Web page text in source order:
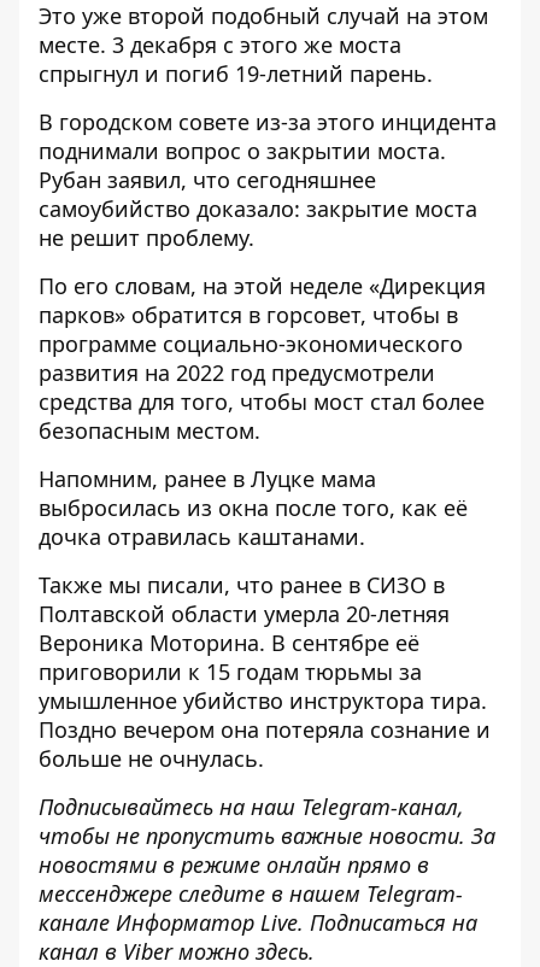
Это уже второй подобный случай на этом
месте. 3 декабря с этого же моста
спрыгнул и погиб 19-летний парень.
В городском совете из-за этого инцидента
поднимали вопрос о закрытии моста.
Рубан заявил, что сегодняшнее
самоубийство доказало: закрытие моста
не решит проблему.
По его словам, на этой неделе «Дирекция
парков» обратится в горсовет, чтобы в
программе социально-экономического
развития на 2022 год предусмотрели
средства для того, чтобы мост стал более
безопасным местом.
Напомним, ранее в Луцке мама
выбросилась из окна после того, как её
дочка отравилась каштанами.
Также мы писали, что ранее в СИЗО в
Полтавской области умерла 20-летняя
Вероника Моторина. В сентябре её
приговорили к 15 годам тюрьмы за
умышленное убийство инструктора тира.
Поздно вечером она потеряла сознание и
больше не очнулась.
Подписывайтесь на наш Telegram-канал,
чтобы не пропустить важные новости. За
новостями в режиме онлайн прямо в
мессенджере следите в нашем Telegram-
канале Информатор Live. Подписаться на
канал в Viber можно здесь.